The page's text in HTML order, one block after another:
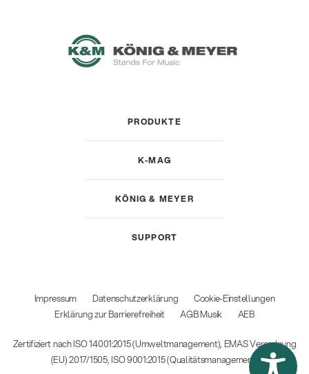
PRODUKTE
K-MAG
KÖNIG & MEYER
SUPPORT
Impressum Datenschutzerklärung
Cookie-Einstellungen
Erklärung zur Barrierefreiheit
AGB Musik AEB
Zertifiziert nach ISO 14001:2015 (Umweltmanagement), EMAS Verordnung
(EU) 2017/1505, ISO 9001:2015 (Qualitätsmanagement)